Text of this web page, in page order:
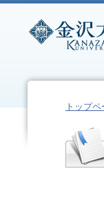
トップペ